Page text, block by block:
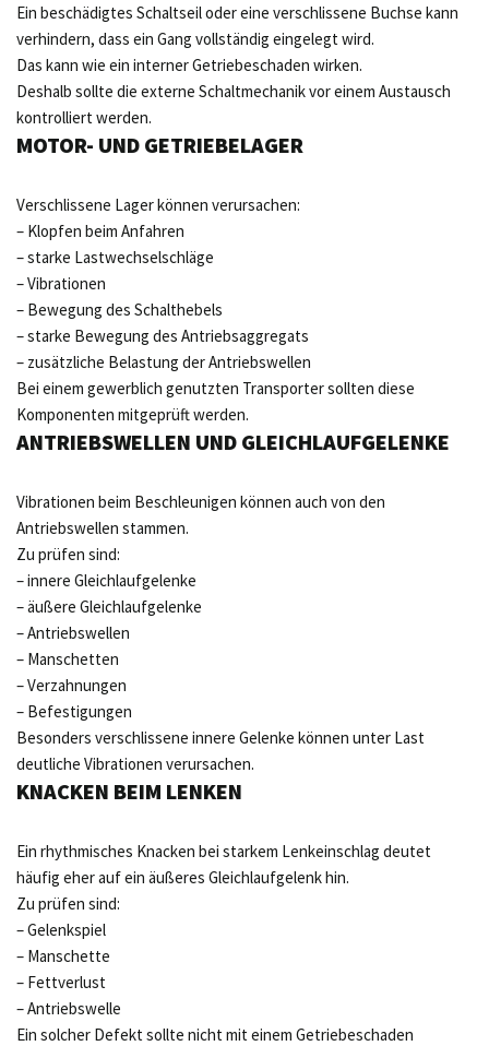
Ein beschädigtes Schaltseil oder eine verschlissene Buchse kann
verhindern, dass ein Gang vollständig eingelegt wird.
Das kann wie ein interner Getriebeschaden wirken.
Deshalb sollte die externe Schaltmechanik vor einem Austausch
kontrolliert werden.
MOTOR- UND GETRIEBELAGER
Verschlissene Lager können verursachen:
– Klopfen beim Anfahren
– starke Lastwechselschläge
– Vibrationen
– Bewegung des Schalthebels
– starke Bewegung des Antriebsaggregats
– zusätzliche Belastung der Antriebswellen
Bei einem gewerblich genutzten Transporter sollten diese
Komponenten mitgeprüft werden.
ANTRIEBSWELLEN UND GLEICHLAUFGELENKE
Vibrationen beim Beschleunigen können auch von den
Antriebswellen stammen.
Zu prüfen sind:
– innere Gleichlaufgelenke
– äußere Gleichlaufgelenke
– Antriebswellen
– Manschetten
– Verzahnungen
– Befestigungen
Besonders verschlissene innere Gelenke können unter Last
deutliche Vibrationen verursachen.
KNACKEN BEIM LENKEN
Ein rhythmisches Knacken bei starkem Lenkeinschlag deutet
häufig eher auf ein äußeres Gleichlaufgelenk hin.
Zu prüfen sind:
– Gelenkspiel
– Manschette
– Fettverlust
– Antriebswelle
Ein solcher Defekt sollte nicht mit einem Getriebeschaden